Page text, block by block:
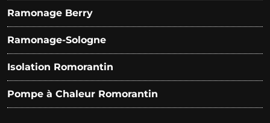
Ramonage Berry
Ramonage-Sologne
Isolation Romorantin
Pompe à Chaleur Romorantin